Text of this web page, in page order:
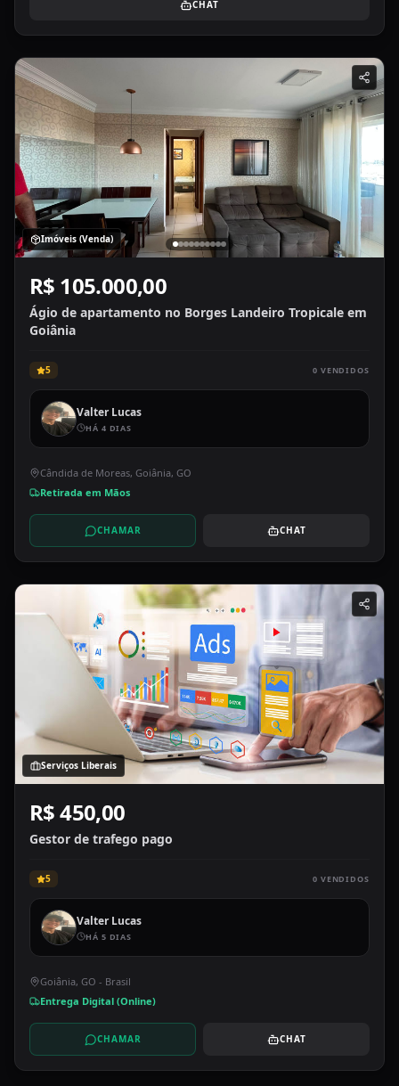
CHAT
Imóveis (Venda)
R$ 105.000,00
Ágio de apartamento no Borges Landeiro Tropicale em
Goiânia
5 0 VENDIDOS
Valter Lucas
HÁ 4 DIAS
Cândida de Moreas, Goiânia, GO
Retirada em Mãos
CHAMAR CHAT
Serviços Liberais
R$ 450,00
Gestor de trafego pago
5 0 VENDIDOS
Valter Lucas
HÁ 5 DIAS
Goiânia, GO - Brasil
Entrega Digital (Online)
CHAMAR CHAT